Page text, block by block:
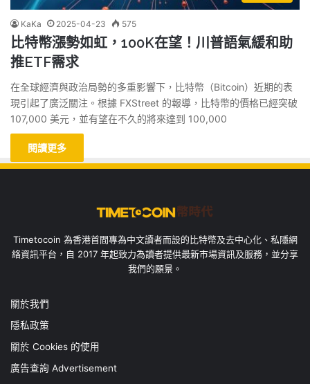
KaKa 2025-04-23 575
比特幣漲勢如虹，100K在望！川普語氣緩和助
推ETF需求
在全球經濟與政治局勢的多重影響下，比特幣（Bitcoin）近期的表
現引起了廣泛關注。根據 FXStreet 的報導，比特幣的價格已經突破
107,000 美元，並有望在不久的將來達到 100,000
閱讀更多
Timetocoin 為香港首間專為中文讀者而設的比特幣及去中心化、私隱網
絡資訊平台，自 2017 年起致力為讀者提供最新市場資訊及服務，並分享
我們的願景。
關於我們
隱私政策
關於 Cookies 的使用
廣告查詢 Advertisement